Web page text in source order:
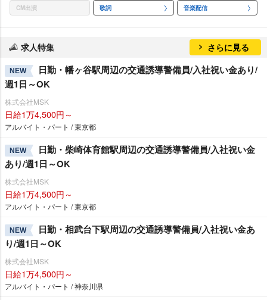
CM出演 歌詞 音楽配信
求人特集 さらに見る
NEW
日勤・幡ヶ谷駅周辺の交通誘導警備員/入社祝い金あり/
週1日～OK
株式会社MSK
日給1万4,500円～
アルバイト・パート / 東京都
NEW
日勤・柴崎体育館駅周辺の交通誘導警備員/入社祝い金
あり/週1日～OK
株式会社MSK
日給1万4,500円～
アルバイト・パート / 東京都
NEW
日勤・相武台下駅周辺の交通誘導警備員/入社祝い金あ
り/週1日～OK
株式会社MSK
日給1万4,500円～
アルバイト・パート / 神奈川県